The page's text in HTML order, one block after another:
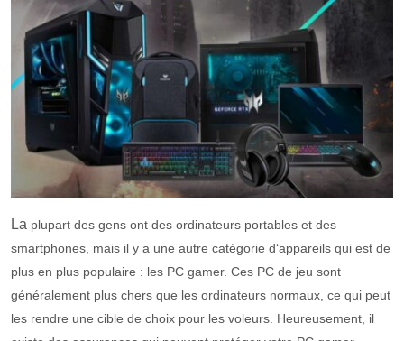
La plupart des gens ont des ordinateurs portables et des
smartphones, mais il y a une autre catégorie d‘appareils qui est de
plus en plus populaire : les PC gamer. Ces PC de jeu sont
généralement plus chers que les ordinateurs normaux, ce qui peut
les rendre une cible de choix pour les voleurs. Heureusement, il